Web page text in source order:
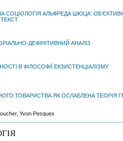
СОЦІОЛОГІЯ АЛЬФРЕДА ШЮЦА:
ДЕФІНІТИВНИЙ АНАЛІЗ
В ФІЛОСОФІЇ ЕКЗИСТЕНЦІАЛІЗМУ
ТОВАРИСТВА ЯК ОСЛАБЛЕНА ТЕОРІЯ
Yvon Pesquex